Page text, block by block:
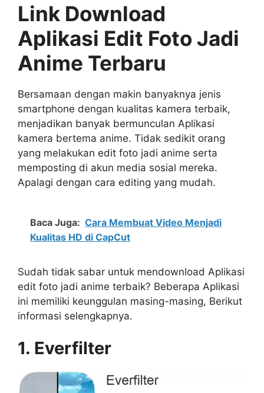
Link Download
Aplikasi Edit Foto Jadi
Anime Terbaru
Bersamaan dengan makin banyaknya jenis
smartphone dengan kualitas kamera terbaik,
menjadikan banyak bermunculan Aplikasi
kamera bertema anime. Tidak sedikit orang
yang melakukan edit foto jadi anime serta
memposting di akun media sosial mereka.
Apalagi dengan cara editing yang mudah.
Baca Juga: Cara Membuat Video Menjadi
Kualitas HD di CapCut
Sudah tidak sabar untuk mendownload Aplikasi
edit foto jadi anime terbaik? Beberapa Aplikasi
ini memiliki keunggulan masing-masing, Berikut
informasi selengkapnya.
1. Everfilter